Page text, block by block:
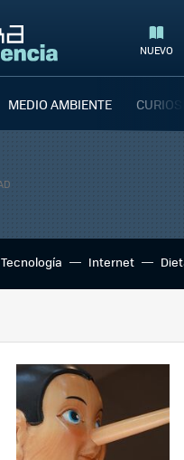
NUEVO
MEDIO AMBIENTE
Tecnología Internet